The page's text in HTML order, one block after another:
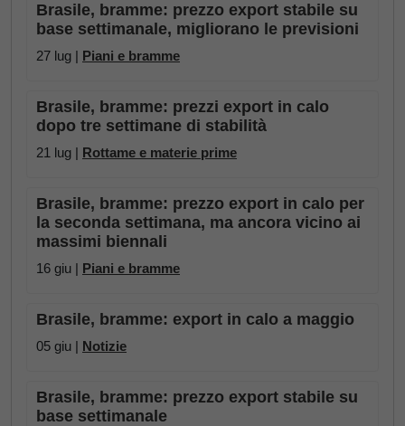
Brasile, bramme: prezzo export stabile su
base settimanale, migliorano le previsioni
27 lug | Piani e bramme
Brasile, bramme: prezzi export in calo
dopo tre settimane di stabilità
21 lug | Rottame e materie prime
Brasile, bramme: prezzo export in calo per
la seconda settimana, ma ancora vicino ai
massimi biennali
16 giu | Piani e bramme
Brasile, bramme: export in calo a maggio
05 giu | Notizie
Brasile, bramme: prezzo export stabile su
base settimanale